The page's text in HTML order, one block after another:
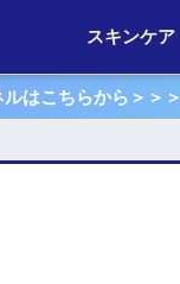
スキンケア
はこちらから＞＞＞